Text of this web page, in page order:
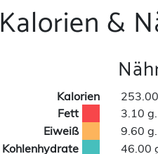
Kalorien &
Kalorien
Fett
3.10 g.
Eiweiß
9.60 g.
Kohlenhydrate
46.00